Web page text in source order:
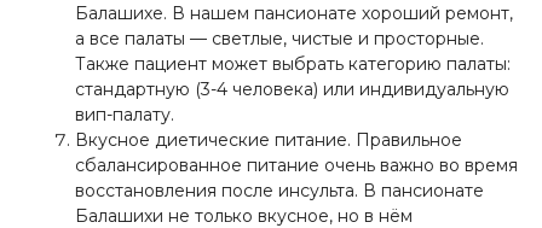
Балашихе. В нашем пансионате хороший ремонт,
а все палаты — светлые, чистые и просторные.
Также пациент может выбрать категорию палаты:
стандартную (3-4 человека) или индивидуальную
вип-палату.
Вкусное диетические питание. Правильное
сбалансированное питание очень важно во время
восстановления после инсульта. В пансионате
Балашихи не только вкусное, но в нём